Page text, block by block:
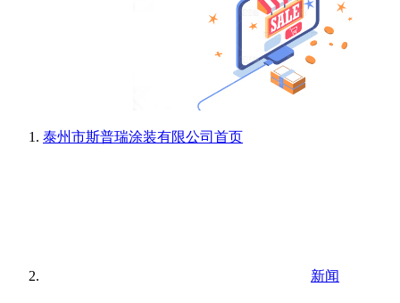
泰州市斯普瑞涂装有限公司 首页
新闻